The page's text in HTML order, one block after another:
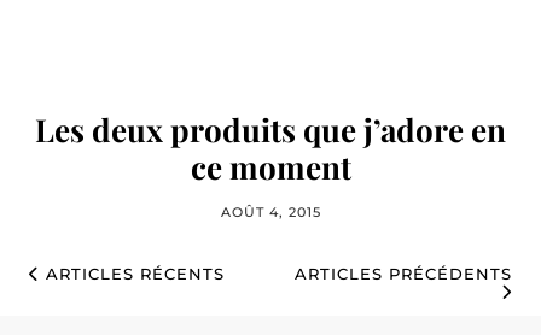
Les deux produits que j’adore en
ce moment
AOÛT 4, 2015
ARTICLES RÉCENTS ARTICLES PRÉCÉDENTS